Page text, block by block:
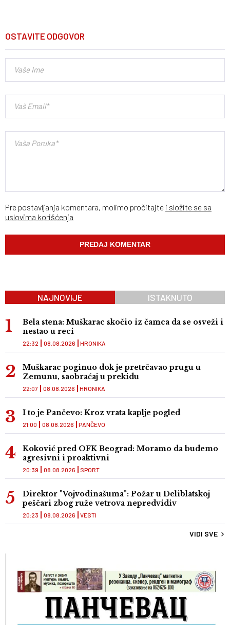
OSTAVITE ODGOVOR
Pre postavljanja komentara, molimo pročitajte i složite se sa
uslovima korišćenja
NAJNOVIJE ISTAKNUTO
Bela stena: Muškarac skočio iz čamca da se osveži i
nestao u reci
HRONIKA
22:32 08.08.2026
Muškarac poginuo dok je pretrčavao prugu u
Zemunu, saobraćaj u prekidu
HRONIKA
22:07 08.08.2026
I to je Pančevo: Kroz vrata kaplje pogled
PANČEVO
21:00 08.08.2026
Koković pred OFK Beograd: Moramo da budemo
agresivni i proaktivni
SPORT
20:39 08.08.2026
Direktor "Vojvodinašuma": Požar u Deliblatskoj
peščari zbog ruže vetrova nepredvidiv
VESTI
20:23 08.08.2026
VIDI SVE